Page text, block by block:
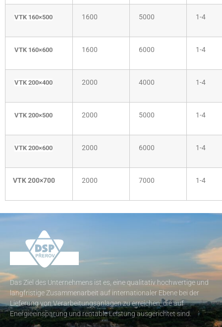
VTK 160×500 1600 5000 1-4
VTK 160×600 1600 6000 1-4
VTK 200×400 2000 4000 1-4
VTK 200×500 2000 5000 1-4
VTK 200×600 2000 6000 1-4
VTK 200×700 2000 7000 1-4
Das Ziel des Unternehmens ist es, eine qualitativ hochwertige und
langfristige Zusammenarbeit auf internationaler Ebene bei der
Lieferung von Verarbeitungsanlagen zu erreichen, die auf
Energieeinsparung und rentable Leistung ausgerichtet sind.